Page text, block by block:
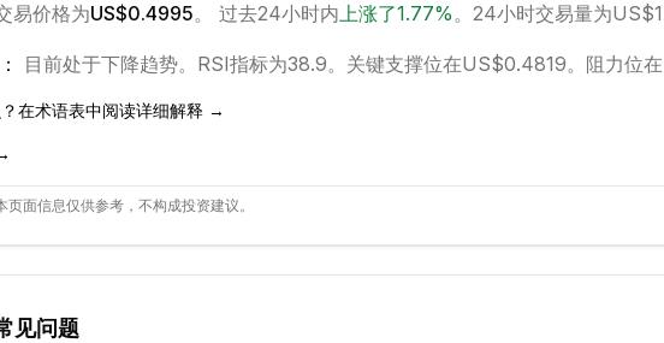
易价格为US$0.4995。 过去24小时内上涨了1.77%。 24小时交易量为
目前处于下降趋势。 RSI指标为38.9。 关键支撑位在US$0.4819。 阻力位
在术语表中阅读详细解释 →
页面信息仅供参考，不构成投资建议。
见问题